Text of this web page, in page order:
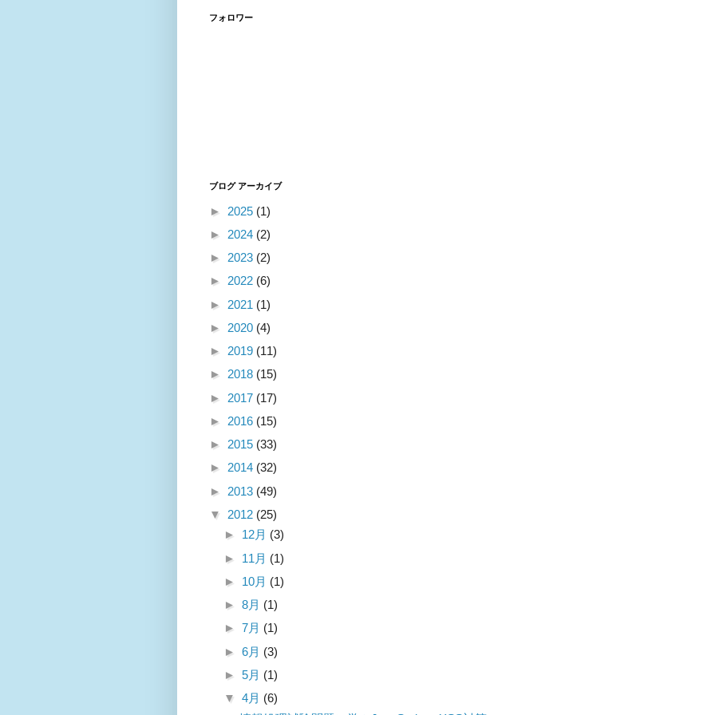
フォロワー
ブログ アーカイブ
► 2025 (1)
► 2024 (2)
► 2023 (2)
► 2022 (6)
► 2021 (1)
► 2020 (4)
► 2019 (11)
► 2018 (15)
► 2017 (17)
► 2016 (15)
► 2015 (33)
► 2014 (32)
► 2013 (49)
▼ 2012 (25)
► 12月 (3)
► 11月 (1)
► 10月 (1)
► 8月 (1)
► 7月 (1)
► 6月 (3)
► 5月 (1)
▼ 4月 (6)